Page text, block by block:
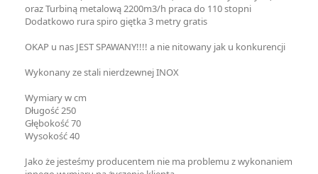
oraz Turbiną metalową 2200m3/h praca do 110 stopni
Dodatkowo rura spiro giętka 3 metry gratis
OKAP u nas JEST SPAWANY!!!! a nie nitowany jak u konkurencji
Wykonany ze stali nierdzewnej INOX
Wymiary w cm
Długość 250
Głębokość 70
Wysokość 40
Jako że jesteśmy producentem nie ma problemu z wykonaniem